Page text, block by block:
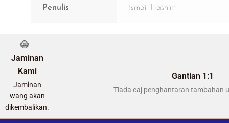
Penulis Ismail Hashim
Jaminan
Kami
Jaminan
wang akan
dikembalikan.
Gantian 1:1
Tiada caj penghantaran tambahan